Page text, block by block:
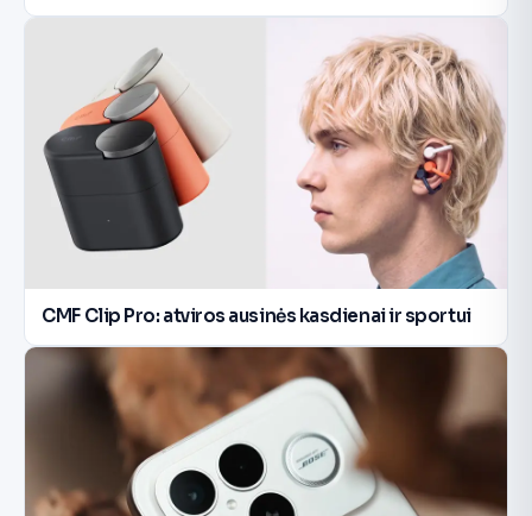
CMF Clip Pro: atviros ausinės kasdienai ir sportui